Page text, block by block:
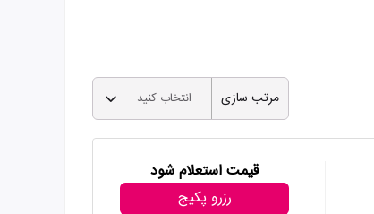
مرتب سازی انتخاب کنید
قیمت استعلام شود
رزرو پکیج